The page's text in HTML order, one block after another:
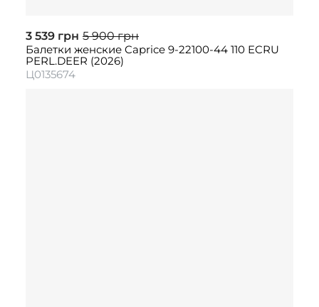
3 539 грн 5 900 грн
Балетки женские Caprice 9-22100-44 110 ECRU
PERL.DEER (2026)
Ц0135674